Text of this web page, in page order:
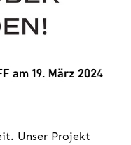
Unser Projekt